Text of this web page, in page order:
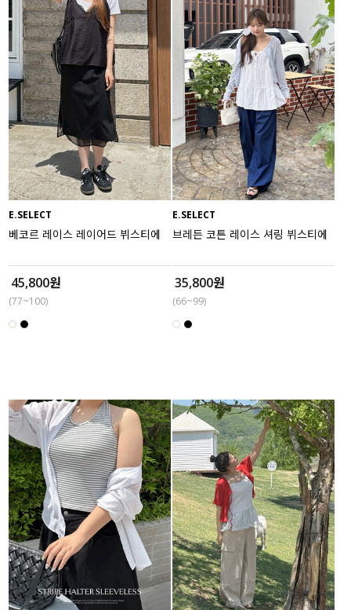
E.SELECT
베코르 레이스 레이어드 뷔스티에
45,800원
(77~100)
E.SELECT
브레든 코튼 레이스 셔링 뷔스티에
35,800원
(66~99)